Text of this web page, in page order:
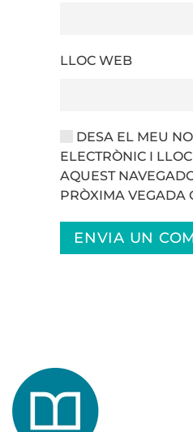
LLOC WEB
DESA EL MEU
ELECTRÒNIC I
AQUEST
PRÒXIMA VEGADA
ENVIA UN